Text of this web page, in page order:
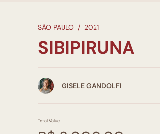
SÃO PAULO / 2021
SIBIPIRUNA
GISELE GANDOLFI
Total Value